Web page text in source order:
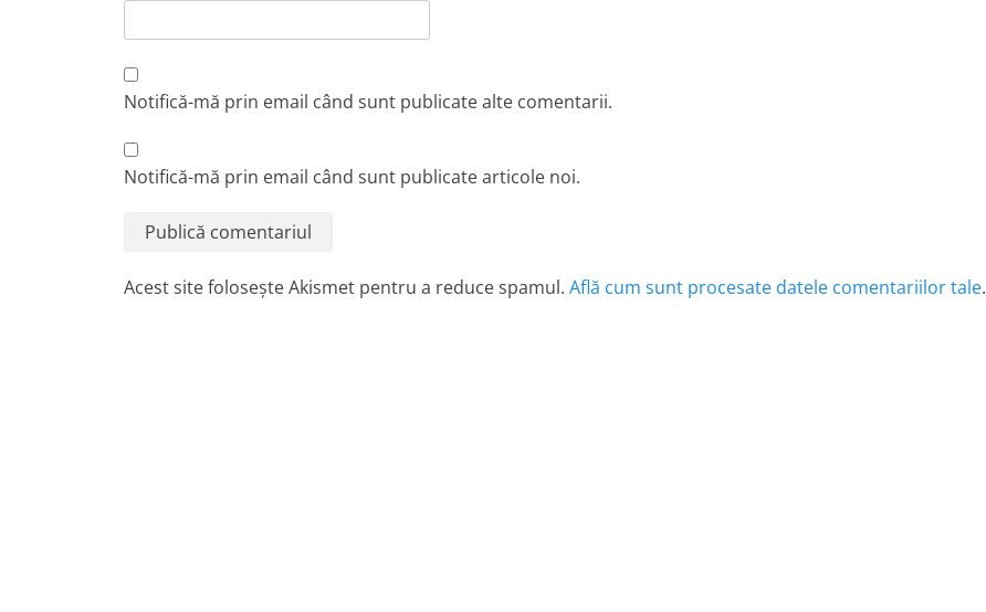
Notifică-mă prin email când sunt publicate alte comentarii.
Notifică-mă prin email când sunt publicate articole noi.
Acest site folosește Akismet pentru a reduce spamul. Află cum sunt procesate datele comentariilor tale.